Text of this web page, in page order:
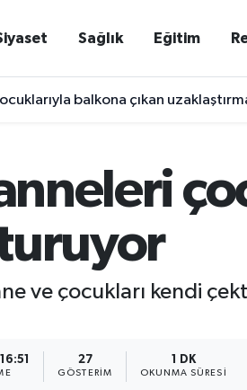
Sağlık Eğitim
balkona çıkan
ve çocukları kendi
27
GÖSTERIM
1 DK
OKUNMA SÜRESI